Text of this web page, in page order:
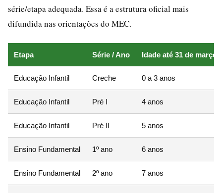
série/etapa adequada. Essa é a estrutura oficial mais
difundida nas orientações do MEC.
Etapa Série / Ano Idade até 31 de março
Educação Infantil Creche 0 a 3 anos
Educação Infantil Pré I 4 anos
Educação Infantil Pré II 5 anos
Ensino Fundamental 1º ano 6 anos
Ensino Fundamental 2º ano 7 anos